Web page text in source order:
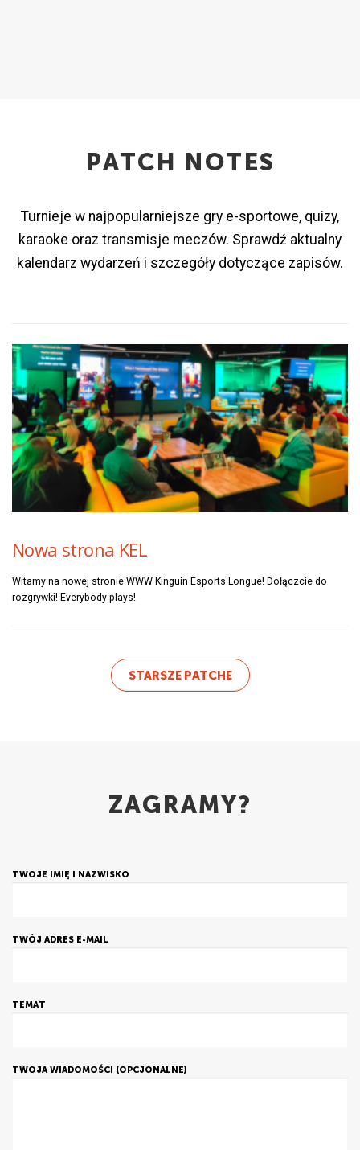
PATCH NOTES
Turnieje w najpopularniejsze gry e-sportowe, quizy,
karaoke oraz transmisje meczów. Sprawdź aktualny
kalendarz wydarzeń i szczegóły dotyczące zapisów.
Nowa strona KEL
Witamy na nowej stronie WWW Kinguin Esports Longue! Dołączcie do
rozgrywki! Everybody plays!
STARSZE PATCHE
ZAGRAMY?
TWOJE IMIĘ I NAZWISKO
TWÓJ ADRES E-MAIL
TEMAT
TWOJA WIADOMOŚCI (OPCJONALNE)